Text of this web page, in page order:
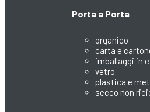
Porta a Porta
organico
carta e
imballaggi in
vetro
plastica e
secco non